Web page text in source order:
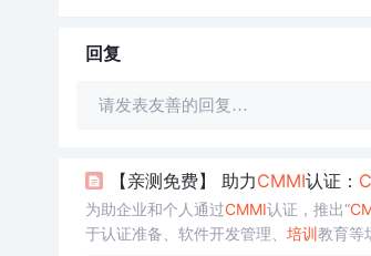
回复
请发表友善的回复…
【亲测免费】 助力CMMI认证：
为助企业和个人通过CMMI认证，推出“
于认证准备、软件开发管理、 培训教育等